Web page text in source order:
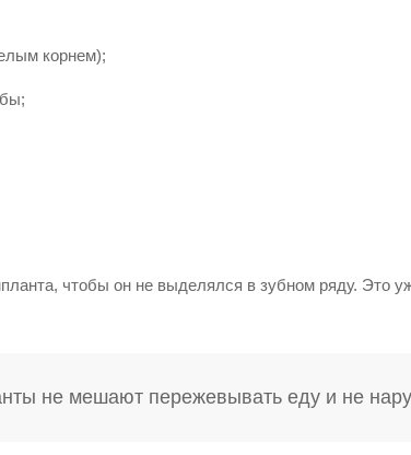
корнем);
чтобы он не выделялся в зубном ряду. Это
не мешают пережевывать еду и не